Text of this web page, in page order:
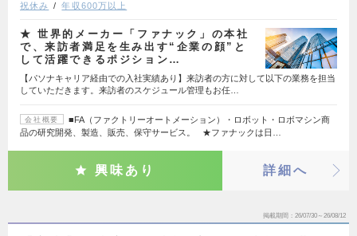
祝休み
年収600万以上
★ 世界的メーカー「ファナック」の本社
で、来訪者満足を生み出す“企業の顔”と
して活躍できるポジション…
【パソナキャリア経由での入社実績あり】来訪者の方に対して以下の業務を担当
していただきます。来訪者のスケジュール管理もお任…
会社概要
■FA（ファクトリーオートメーション）・ロボット・ロボマシン商
品の研究開発、製造、販売、保守サービス。 ★ファナックは日…
興味あり 詳細へ
掲載期間 26/07/30～26/08/12